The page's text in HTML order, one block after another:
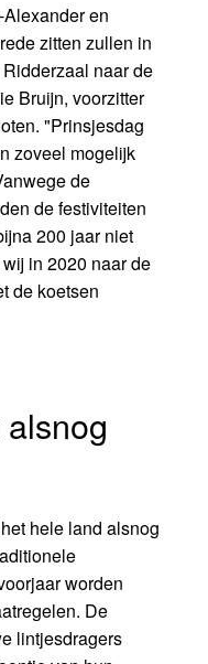
en
zitten zullen in
naar de
Bruijn, voorzitter
"Prinsjesdag
zoveel mogelijk
de
de festiviteiten
200 jaar niet
in 2020 naar de
de koetsen
hele land alsnog
worden
De
lintjesdragers